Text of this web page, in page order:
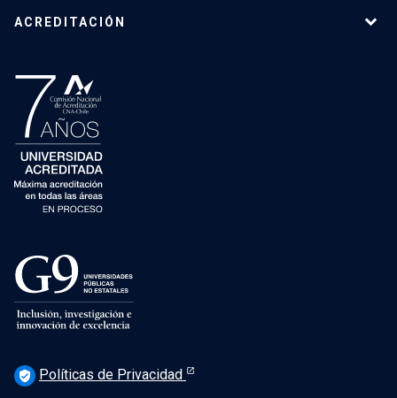
ACREDITACIÓN
verified_user Políticas de Privacidad